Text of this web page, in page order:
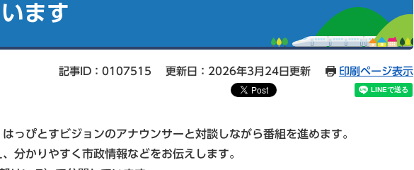
ます
記事ID：0107515 更新日：2026年3月24日更新 印刷ページ表示
っぴとすビジョンのアナウンサーと対談しながら番組を進めます。
分かりやすく市政情報などをお伝えします。